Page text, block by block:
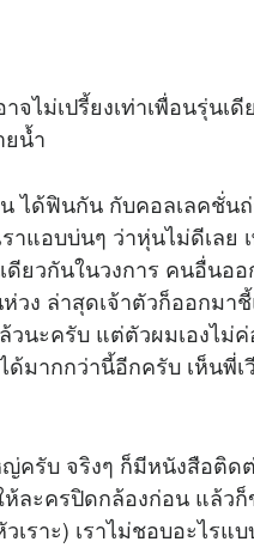
จไม่เปรี้ยงเท่าเพื่อนรุ่นเ
น้ำ
ได้ฟินกัน กับคอลเลคชั่น
แอบบ่นๆ ว่าหุ่นไม่ดีเลย
ยวกันในวงการ คนอื่นอ
วง ล่าสุดเจ้าตัวก็ออกมา
นะครับ แต่ตัวผมเองไม่
มากกว่านี้อีกครับ เห็นพี่
ครับ จริงๆ ก็มีหนังสือติด
ห้ละครปิดกล้องก่อน แล้
ราะ) เราไม่ชอบอะไรแ